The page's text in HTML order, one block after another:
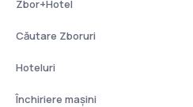
Zbor+Hotel
Căutare Zboruri
Hoteluri
Închiriere mașini